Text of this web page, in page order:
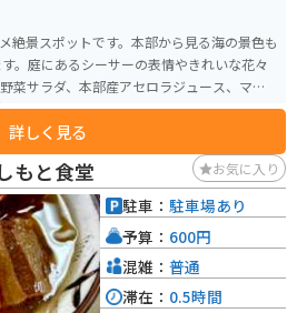
絶景スポットです。本部から見る海の景色も
。庭にあるシーサーの表情やきれいな花々
菜サラダ、本部産アセロラジュース、マンゴ
いただけます。
詳しく見る
もと食堂 お気に入り
駐車： 駐車場あり
予算： 600円
混雑： 普通
滞在： 0.5時間